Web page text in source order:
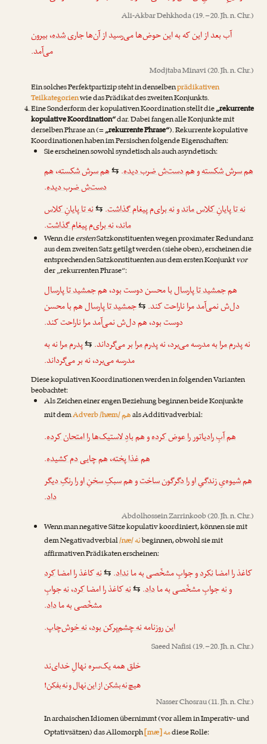
Ali-Akbar Dehkhoda(19. – 20. Jh. n. Chr.)
آب بعد از این که به این حوض‌ها می‌رسید از آن‌ها جاریشده، بیرون
می‌آمد.
Modjtaba Minavi(20. Jh. n. Chr.)
Ein solches Perfektpartizip steht in denselbenprädikativen
Teilkategorienwie das Prädikat des zweiten Konjunkts.
Eine Sonderform der kopulativen Koordination stellt die„rekurrente
kopulative Koordination“dar. Dabei fangen alle Konjunkte mit
derselben Phrase an (=„rekurrente Phrase“). Rekurrente kopulative
Koordinationen haben im Persischen folgende Eigenschaften:
Sie erscheinen sowohl syndetisch als auch asyndetisch:
هم سرش شکستهوهم دست‌ش ضرب دیده.
⇆ هم سرش شکسته،هم
دست‌ش ضرب دیده.
نه تا پایانِ کلاس ماندونه برای‌م پیغام گذاشت.
⇆ نه تا پایانِ کلاس
ماند،نه برای‌م پیغام گذاشت.
Wenn dieerstenSatzkonstituenten wegen proximater Redundanz
aus dem zweiten Satz getilgt werden (siehe oben), erscheinen die
entsprechenden Satzkonstituenten aus dem ersten Konjunktvor
der „rekurrenten Phrase“:
همجمشید تا پارسالبا محسن دوست بود، همجمشید تا پارسال
دل‌ش نمی‌آمد مرا ناراحت کند. ⇆جمشید تا پارسالهم با محسن
دوست بود، هم دل‌ش نمی‌آمد مرا ناراحت کند.
نهپدرم مرابه مدرسه می‌برد، نهپدرم مرابر می‌گرداند. ⇆پدرم مرانه به
مدرسه می‌برد، نه بر می‌گرداند.
Diese kopulativen Koordinationen werden in folgenden Varianten
beobachtet:
Als Zeichen einer engen Beziehung beginnen beide Konjunkte
mit demAdverb /hæm/همals Additivadverbial:
هم آبِ رادیاتور را عوض کردهوهم بادِ لاستیک‌ها را امتحان کرده.
هم غذا پخته،هم چایی دم کشیده.
هم شیوه‌یِ زندگیِ او را دگرگون ساختوهم سبکِ سخنِ او را رنگِ دیگر
داد.
Abdolhossein Zarrinkoob(20. Jh. n. Chr.)
Wenn man negative Sätze kopulativ koordiniert, können sie mit
dem Negativadverbial/næ/نهbeginnen, obwohl sie mit
affirmativen Prädikaten erscheinen:
کاغذ را امضانکردوجوابِ مشخّصی به مانداد.
⇆ نهکاغذ را امضاکرد
ونهجوابِ مشخّصی به ماداد.
⇆ نهکاغذ را امضاکرد،نهجوابِ
مشخّصی به ماداد.
این روزنامهنه چشم‌پرکن بود،نه خوش‌چاپ.
Saeed Nafisi(19. – 20. Jh. n. Chr.)
خلق همه یک‌سره نهالِ خدای‌ند
هیچنه بشکن از این نهالونه بفکن!
Nasser Chosrau(11. Jh. n. Chr.)
In archaischen Idiomen übernimmt (vor allem in Imperativ- und
Optativsätzen) das Allomorph[mæ]مهdiese Rolle: